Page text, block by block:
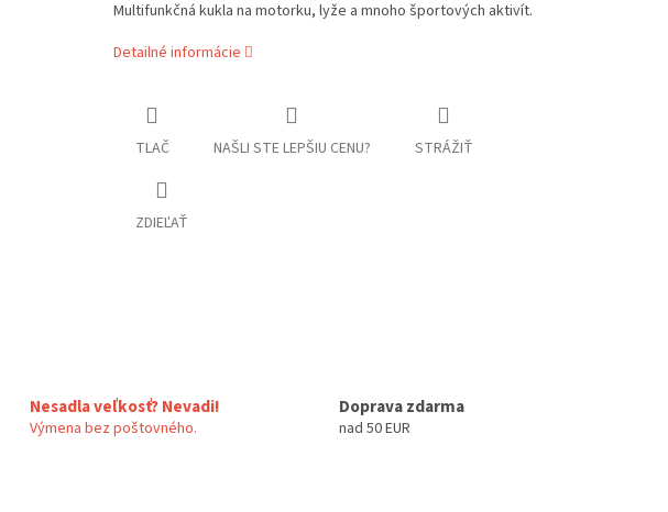
Multifunkčná kukla na motorku, lyže a mnoho športových aktivít.
Detailné informácie
TLAČ NAŠLI STE LEPŠIU CENU? STRÁŽIŤ
ZDIEĽAŤ
Nesadla veľkosť? Nevadi!
Výmena bez poštovného.
Doprava zdarma
nad 50 EUR